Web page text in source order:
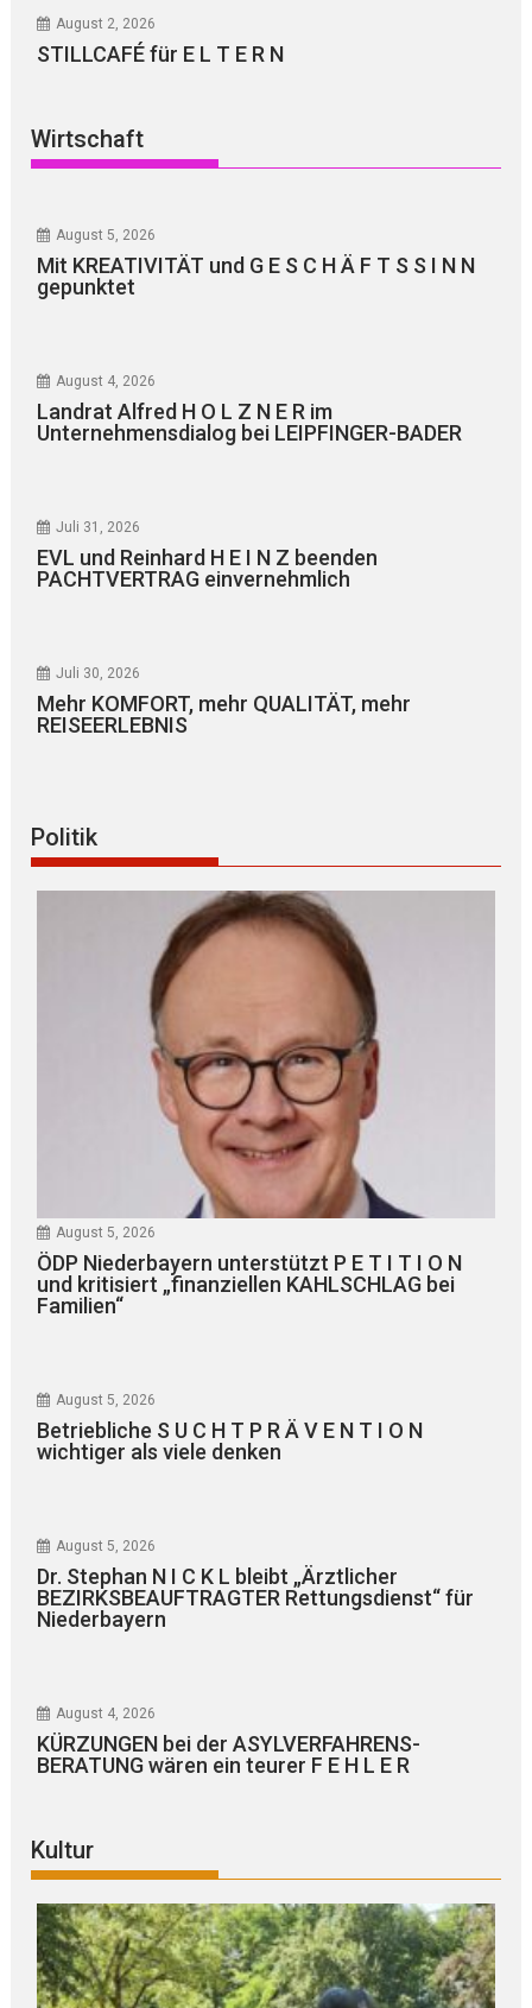
August 2, 2026
STILLCAFÉ für E L T E R N
Wirtschaft
August 5, 2026
Mit KREATIVITÄT und G E S C H Ä F T S S I N N
gepunktet
August 4, 2026
Landrat Alfred H O L Z N E R im
Unternehmensdialog bei LEIPFINGER-BADER
Juli 31, 2026
EVL und Reinhard H E I N Z beenden
PACHTVERTRAG einvernehmlich
Juli 30, 2026
Mehr KOMFORT, mehr QUALITÄT, mehr
REISEERLEBNIS
Politik
August 5, 2026
ÖDP Niederbayern unterstützt P E T I T I O N
und kritisiert „finanziellen KAHLSCHLAG bei
Familien“
August 5, 2026
Betriebliche S U C H T P R Ä V E N T I O N
wichtiger als viele denken
August 5, 2026
Dr. Stephan N I C K L bleibt „Ärztlicher
BEZIRKSBEAUFTRAGTER Rettungsdienst“ für
Niederbayern
August 4, 2026
KÜRZUNGEN bei der ASYLVERFAHRENS-
BERATUNG wären ein teurer F E H L E R
Kultur